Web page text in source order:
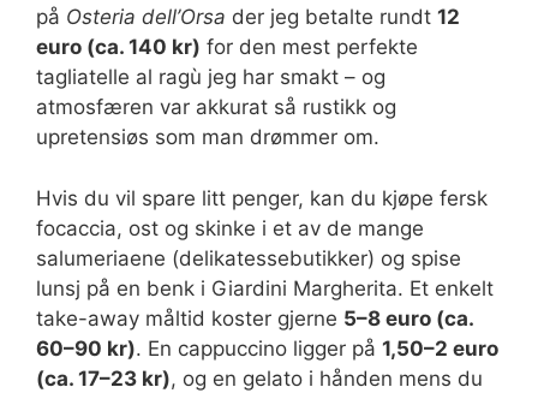
på Osteria dell’Orsa der jeg betalte rundt 12
euro (ca. 140 kr) for den mest perfekte
tagliatelle al ragù jeg har smakt – og
atmosfæren var akkurat så rustikk og
upretensiøs som man drømmer om.
Hvis du vil spare litt penger, kan du kjøpe fersk
focaccia, ost og skinke i et av de mange
salumeriaene (delikatessebutikker) og spise
lunsj på en benk i Giardini Margherita. Et enkelt
take-away måltid koster gjerne 5–8 euro (ca.
60–90 kr). En cappuccino ligger på 1,50–2 euro
(ca. 17–23 kr), og en gelato i hånden mens du